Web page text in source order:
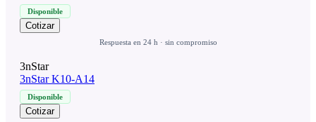
Disponible
Cotizar
Respuesta en 24 h · sin compromiso
3nStar
3nStar K10-A14
Disponible
Cotizar